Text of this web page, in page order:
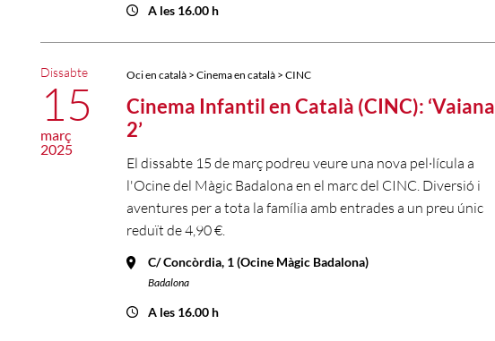
A les 16.00 h
Oci en català > Cinema en català > CINC
Cinema Infantil en Català (CINC): ‘Vaiana
2’
El dissabte 15 de març podreu veure una nova pel·lícula a
l'Ocine del Màgic Badalona en el marc del CINC. Diversió i
aventures per a tota la família amb entrades a un preu únic
reduït de 4,90 €.
C/ Concòrdia, 1 (Ocine Màgic Badalona)
Badalona
A les 16.00 h
Dissabte
15
març
2025